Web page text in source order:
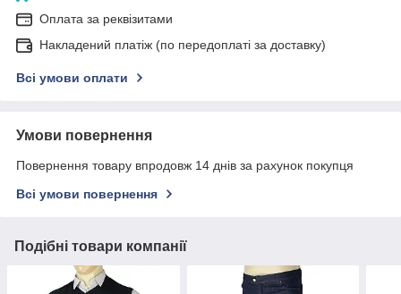
Оплата за реквізитами
Накладений платіж (по передоплаті за доставку)
Всі умови оплати
Умови повернення
Повернення товару впродовж 14 днів за рахунок покупця
Всі умови повернення
Подібні товари компанії